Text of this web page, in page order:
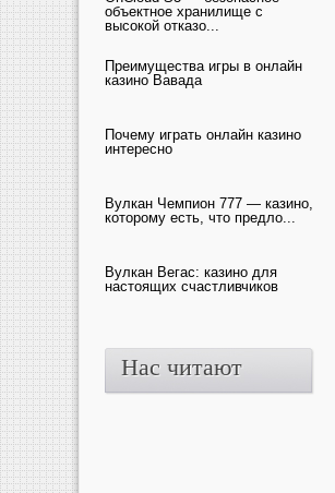
объектное хранилище с
высокой отказо...
Преимущества игры в онлайн
казино Вавада
Почему играть онлайн казино
интересно
Вулкан Чемпион 777 — казино,
которому есть, что предло...
Вулкан Вегас: казино для
настоящих счастливчиков
Нас читают